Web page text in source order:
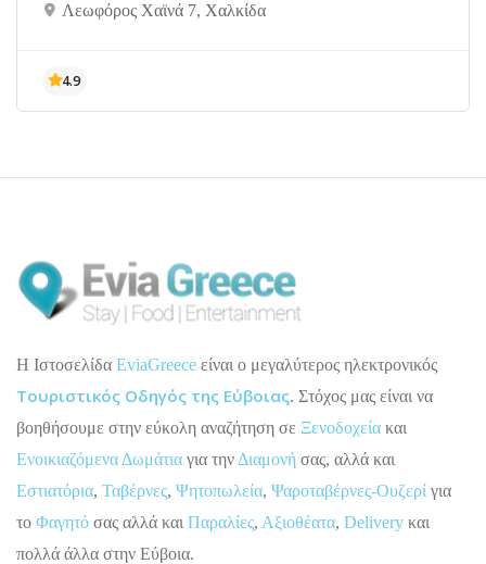
Λεωφόρος Χαϊνά 7, Χαλκίδα
H Ιστοσελίδα EviaGreece είναι ο μεγαλύτερος ηλεκτρονικός
Τουριστικός Οδηγός της Εύβοιας. Στόχος μας είναι να
βοηθήσουμε στην εύκολη αναζήτηση σε Ξενοδοχεία και
Ενοικιαζόμενα Δωμάτια για την Διαμονή σας, αλλά και
Εστιατόρια, Ταβέρνες, Ψητοπωλεία, Ψαροταβέρνες-Ουζερί για
το Φαγητό σας αλλά και Παραλίες, Αξιοθέατα, Delivery και
πολλά άλλα στην Εύβοια.